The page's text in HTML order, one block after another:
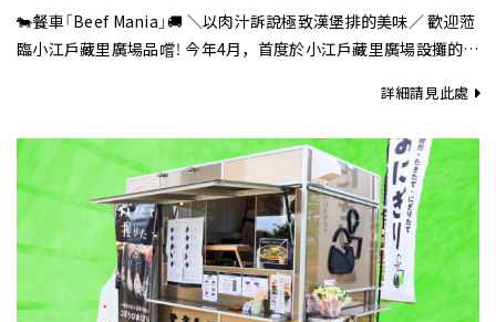
🐄餐車「Beef Mania」🚚 ＼以肉汁訴說極致漢堡排的美味／ 歡迎蒞
臨小江戶藏里廣場品嚐！ 今年4月，首度於小江戶藏里廣場設攤的餐
詳細請見此處